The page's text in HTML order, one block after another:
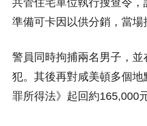
準備可卡因以供分銷，當場
警員同時拘捕兩名男子，
犯。其後再對咸美頓多個
罪所得法》起回約165,000